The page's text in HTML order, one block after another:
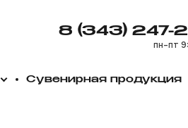
8 (343) 247-
пн–пт
Сувенирная продукция